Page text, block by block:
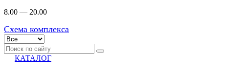
8.00 — 20.00
Схема комплекса
КАТАЛОГ